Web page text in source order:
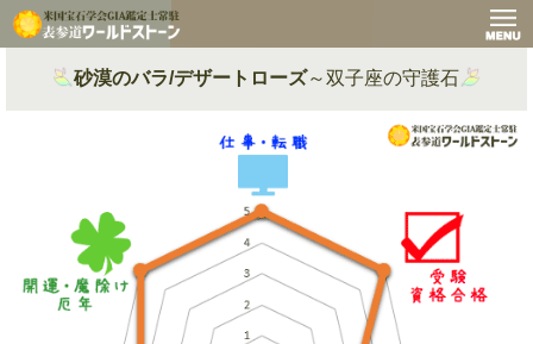
砂漠のバラ/デザートローズ～双子座の守護石